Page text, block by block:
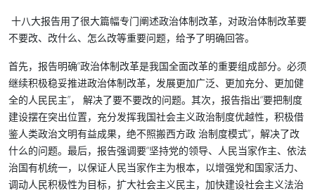
十八大报告用了很大篇幅专门阐述政治体制改革，对政治体制改革要
不要改、改什么、怎么改等重要问题，给予了明确回答。
首先，报告明确“政治体制改革是我国全面改革的重要组成部分。必须
继续积极稳妥推进政治体制改革，发展更加广泛、更加充分、更加健
全的人民民主”， 解决了要不要改的问题。其次，报告指出“要把制度
建设摆在突出位置，充分发挥我国社会主义政治制度优越性，积极借
鉴人类政治文明有益成果，绝不照搬西方政 治制度模式”，解决了改
什么的问题。最后，报告强调要“坚持党的领导、人民当家作主、依法
治国有机统一，以保证人民当家作主为根本，以增强党和国家活力、
调动人民积极性为目标，扩大社会主义民主，加快建设社会主义法治